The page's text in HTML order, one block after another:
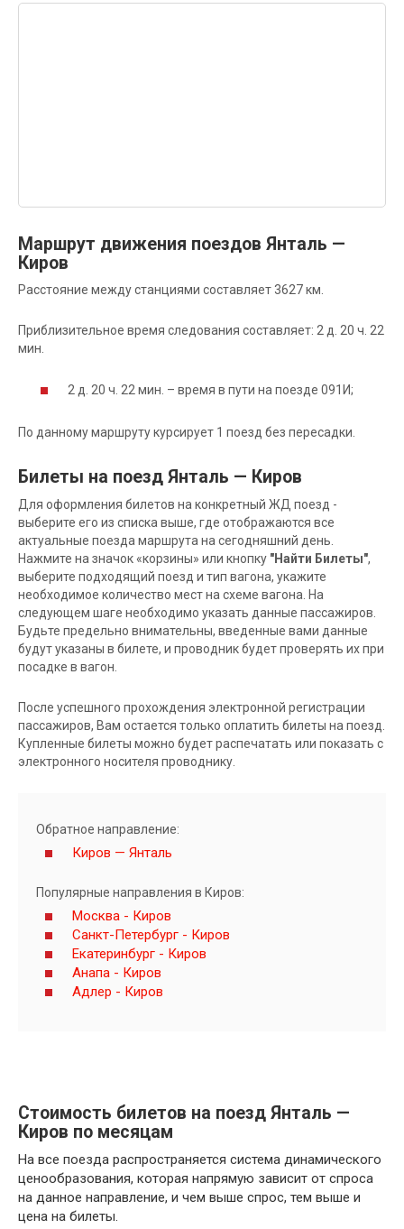
Маршрут движения поездов Янталь —
Киров
Расстояние между станциями составляет 3627 км.
Приблизительное время следования составляет: 2 д. 20 ч. 22
мин.
2 д. 20 ч. 22 мин. – время в пути на поезде 091И;
По данному маршруту курсирует 1 поезд без пересадки.
Билеты на поезд Янталь — Киров
Для оформления билетов на конкретный ЖД поезд -
выберите его из списка выше, где отображаются все
актуальные поезда маршрута на сегодняшний день.
Нажмите на значок «корзины» или кнопку "Найти Билеты",
выберите подходящий поезд и тип вагона, укажите
необходимое количество мест на схеме вагона. На
следующем шаге необходимо указать данные пассажиров.
Будьте предельно внимательны, введенные вами данные
будут указаны в билете, и проводник будет проверять их при
посадке в вагон.
После успешного прохождения электронной регистрации
пассажиров, Вам остается только оплатить билеты на поезд.
Купленные билеты можно будет распечатать или показать с
электронного носителя проводнику.
Обратное направление:
Киров — Янталь
Популярные направления в Киров:
Москва - Киров
Санкт-Петербург - Киров
Екатеринбург - Киров
Анапа - Киров
Адлер - Киров
Стоимость билетов на поезд Янталь —
Киров по месяцам
На все поезда распространяется система динамического
ценообразования, которая напрямую зависит от спроса
на данное направление, и чем выше спрос, тем выше и
цена на билеты.